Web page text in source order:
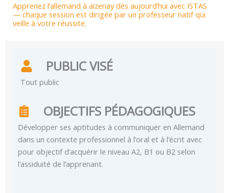
Apprenez l’allemand à aizenay dès aujourd’hui avec ISTAS
— chaque session est dirigée par un professeur natif qui
veille à votre réussite.
PUBLIC VISÉ
Tout public
OBJECTIFS PÉDAGOGIQUES
Développer ses aptitudes à communiquer en Allemand
dans un contexte professionnel à l’oral et à l’écrit avec
pour objectif d’acquérir le niveau A2, B1 ou B2 selon
l’assiduité de l’apprenant.